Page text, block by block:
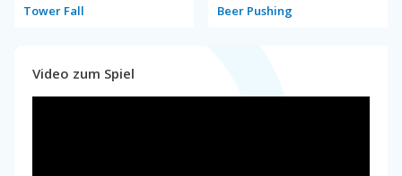
Tower Fall Beer Pushing
Video zum Spiel